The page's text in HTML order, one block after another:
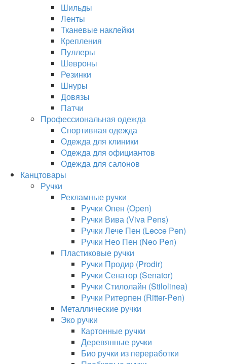
Шильды
Ленты
Тканевые наклейки
Крепления
Пуллеры
Шевроны
Резинки
Шнуры
Довязы
Патчи
Профессиональная одежда
Спортивная одежда
Одежда для клиники
Одежда для официантов
Одежда для салонов
Канцтовары
Ручки
Рекламные ручки
Ручки Опен (Open)
Ручки Вива (Viva Pens)
Ручки Лече Пен (Lecce Pen)
Ручки Нео Пен (Neo Pen)
Пластиковые ручки
Ручки Продир (Prodir)
Ручки Сенатор (Senator)
Ручки Стилолайн (Stilolinea)
Ручки Ритерпен (Ritter-Pen)
Металлические ручки
Эко ручки
Картонные ручки
Деревянные ручки
Био ручки из переработки